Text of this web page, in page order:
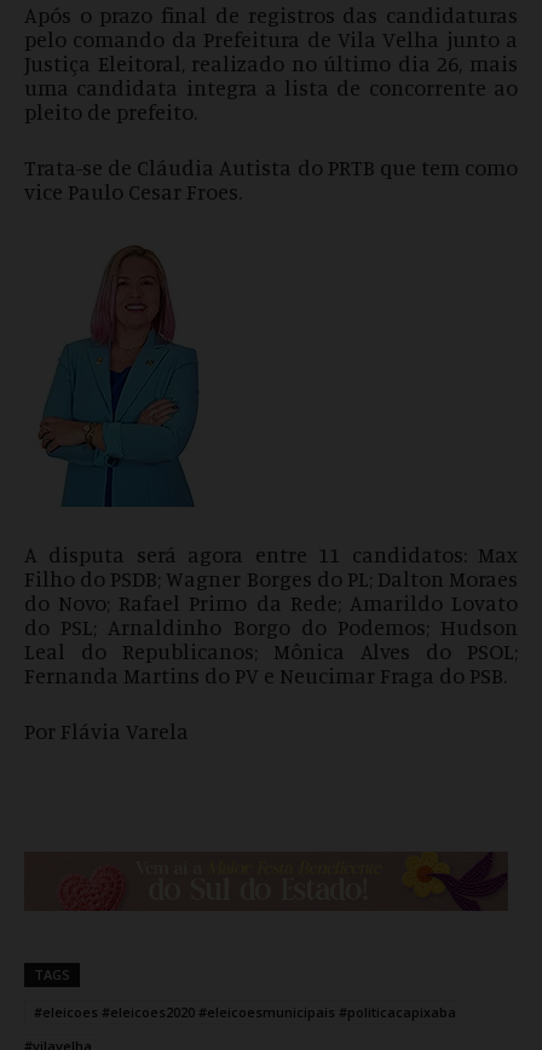
Após o prazo final de registros das candidaturas
pelo comando da Prefeitura de Vila Velha junto a
Justiça Eleitoral, realizado no último dia 26, mais
uma candidata integra a lista de concorrente ao
pleito de prefeito.
Trata-se de Cláudia Autista do PRTB que tem como
vice Paulo Cesar Froes.
A disputa será agora entre 11 candidatos: Max
Filho do PSDB; Wagner Borges do PL; Dalton Moraes
do Novo; Rafael Primo da Rede; Amarildo Lovato
do PSL; Arnaldinho Borgo do Podemos; Hudson
Leal do Republicanos; Mônica Alves do PSOL;
Fernanda Martins do PV e Neucimar Fraga do PSB.
Por Flávia Varela
TAGS
#eleicoes #eleicoes2020 #eleicoesmunicipais #politicacapixaba
#vilavelha